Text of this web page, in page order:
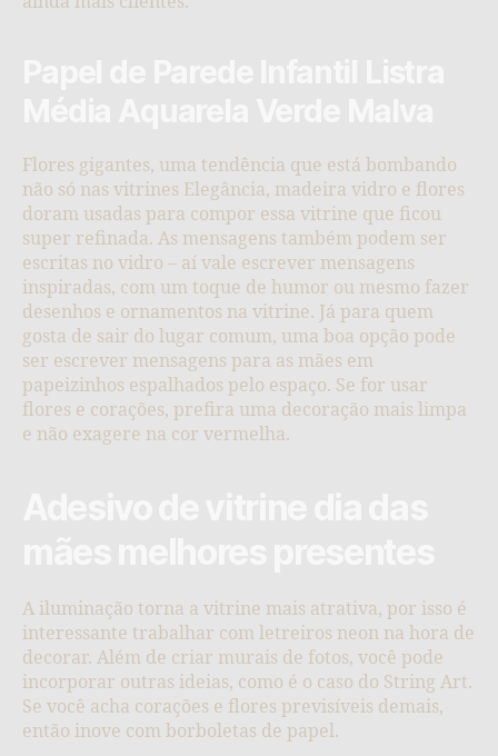
Flores gigantes, uma tendência que está bombando
não só nas vitrines Elegância, madeira vidro e flores
doram usadas para compor essa vitrine que ficou
super refinada. As mensagens também podem ser
escritas no vidro – aí vale escrever mensagens
inspiradas, com um toque de humor ou mesmo fazer
desenhos e ornamentos na vitrine. Já para quem
gosta de sair do lugar comum, uma boa opção pode
ser escrever mensagens para as mães em
papeizinhos espalhados pelo espaço. Se for usar
flores e corações, prefira uma decoração mais limpa
e não exagere na cor vermelha.
A iluminação torna a vitrine mais atrativa, por isso é
interessante trabalhar com letreiros neon na hora de
decorar. Além de criar murais de fotos, você pode
incorporar outras ideias, como é o caso do String Art.
Se você acha corações e flores previsíveis demais,
então inove com borboletas de papel.